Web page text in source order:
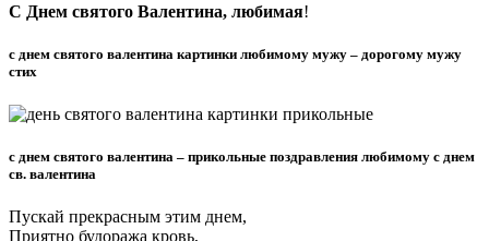
С Днем святого Валентина, любимая!
с днем святого валентина картинки любимому мужу – дорогому мужу
стих
с днем святого валентина – прикольные поздравления любимому с днем
св. валентина
Пускай прекрасным этим днем,
Приятно будоража кровь,